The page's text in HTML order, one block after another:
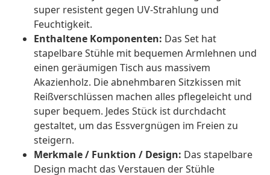
super resistent gegen UV-Strahlung und
Feuchtigkeit.
Enthaltene Komponenten: Das Set hat
stapelbare Stühle mit bequemen Armlehnen und
einen geräumigen Tisch aus massivem
Akazienholz. Die abnehmbaren Sitzkissen mit
Reißverschlüssen machen alles pflegeleicht und
super bequem. Jedes Stück ist durchdacht
gestaltet, um das Essvergnügen im Freien zu
steigern.
Merkmale / Funktion / Design: Das stapelbare
Design macht das Verstauen der Stühle